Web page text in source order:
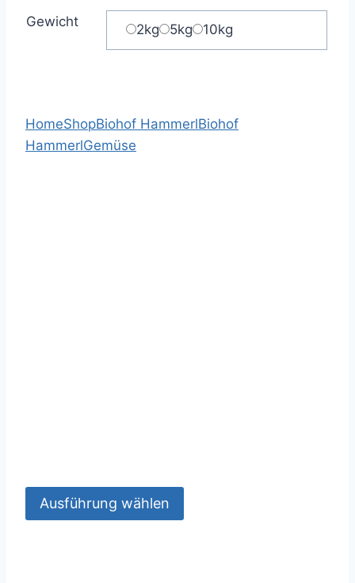
Gewicht
2kg 5kg 10kg
HomeShopBiohof HammerlBiohof
HammerlGemüse
Ausführung wählen